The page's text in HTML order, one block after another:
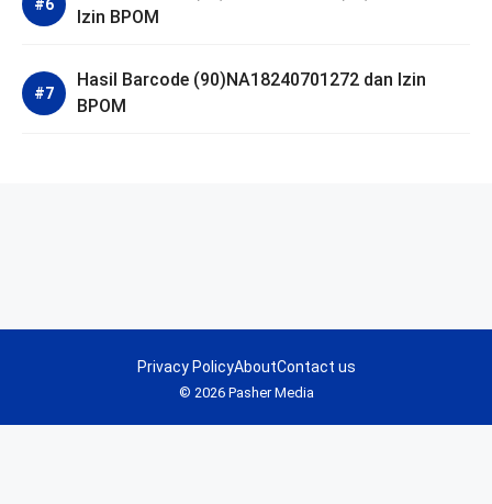
Izin BPOM
Hasil Barcode (90)NA18240701272 dan Izin
BPOM
© 2026 Pasher Media
Privacy PolicyAboutContact us